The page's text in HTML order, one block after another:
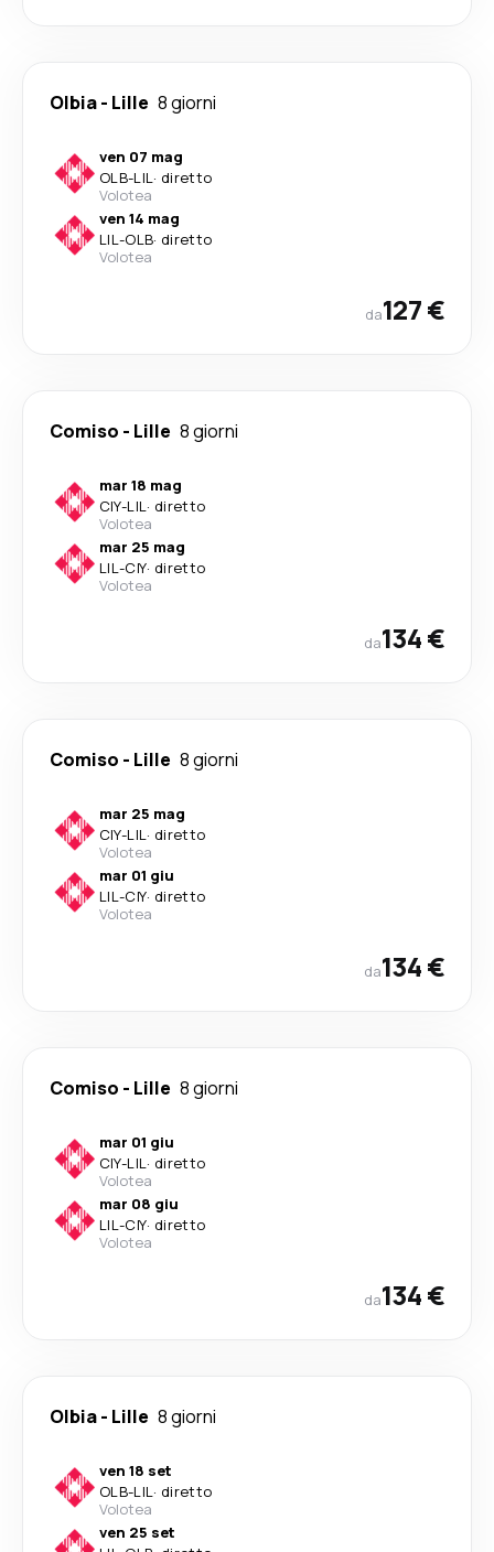
Olbia- Lille 8 giorni
ven 07 mag
OLB-LIL· diretto
Volotea
ven 14 mag
LIL-OLB· diretto
Volotea
da127 €
Comiso - Lille 8 giorni
mar 18 mag
CIY-LIL· diretto
Volotea
mar 25 mag
LIL-CIY· diretto
Volotea
da134 €
Comiso - Lille 8 giorni
mar 25 mag
CIY-LIL· diretto
Volotea
mar 01 giu
LIL-CIY· diretto
Volotea
da134 €
Comiso - Lille 8 giorni
mar 01 giu
CIY-LIL· diretto
Volotea
mar 08 giu
LIL-CIY· diretto
Volotea
da134 €
Olbia- Lille 8 giorni
ven 18 set
OLB-LIL· diretto
Volotea
ven 25 set